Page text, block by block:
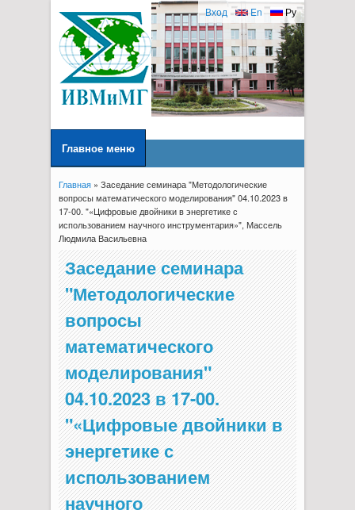
Ру
En
Вход
Главное меню
Вы здесь
Главная» Заседание семинара "Методологические
вопросы математического моделирования" 04.10.2023 в
17-00. "«Цифровые двойники в энергетике с
использованием научного инструментария»", Массель
Людмила Васильевна
Заседание семинара
"Методологические
вопросы
математического
моделирования"
04.10.2023 в 17-00.
"«Цифровые двойники в
энергетике с
использованием
научного